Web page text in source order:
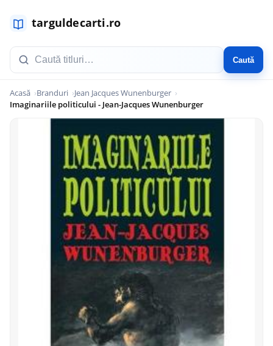
Caută
Acasă Branduri
Jean Jacques Wunenburger
Imaginariile politicului - Jean-Jacques Wunenburger